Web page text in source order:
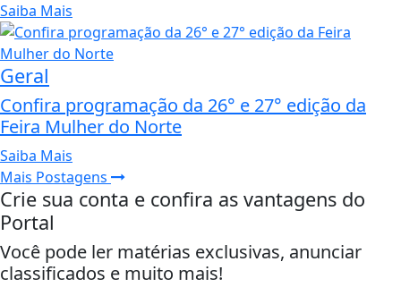
Saiba Mais
Geral
Confira programação da 26° e 27° edição da
Feira Mulher do Norte
Saiba Mais
Mais Postagens
Crie sua conta e confira as vantagens do
Portal
Você pode ler matérias exclusivas, anunciar
classificados e muito mais!